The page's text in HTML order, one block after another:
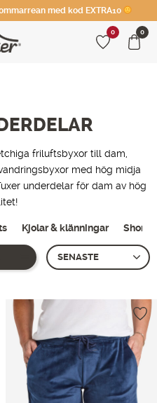
med kod EXTRA10
0 0
friluftsbyxor till dam,
med hög midja
underdelar för dam av hög
Kjolar & klänningar Shorts